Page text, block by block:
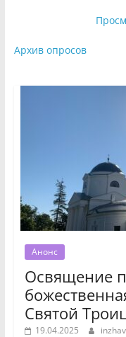
Архив опросов
Анонс
Освящение
Святой
19.04.2025